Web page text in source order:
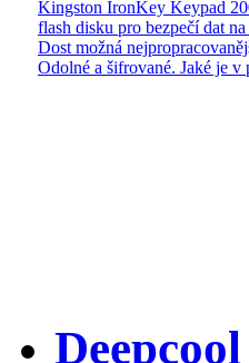
Kingston IronKey Keypad
flash disku pro bezpečí dat na
Dost možná
Odolné a šifrované. Jaké je v